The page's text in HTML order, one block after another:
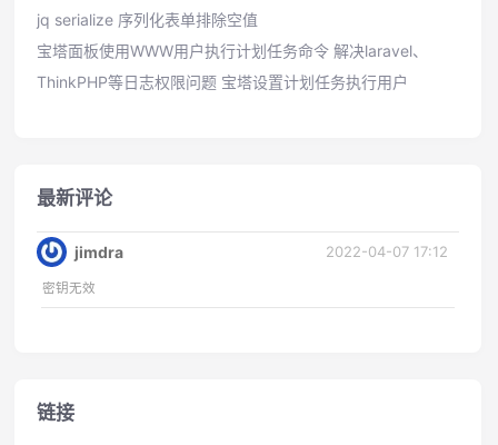
jq serialize 序列化表单排除空值
宝塔面板使用WWW用户执行计划任务命令 解决laravel、
ThinkPHP等日志权限问题 宝塔设置计划任务执行用户
最新评论
jimdra 2022-04-07 17:12
密钥无效
链接